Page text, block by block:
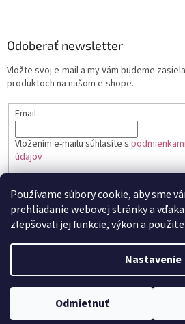
Používame súbory cookie, aby sme
prehliadanie webovej stránky a
zlepšovali jej funkcie, výkon a
Nastavenie
Odmietnuť
Odoberať newsletter
Vložte svoj e-mail a my Vám budeme
produktoch na našom e-shope.
Email
Vložením e-mailu súhlasíte s
údajov
PRIHLÁSIŤ SA
Copyright 2026Toptortička. Všetky